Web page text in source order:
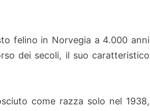
felino in Norvegia a 4.000 anni
dei secoli, il suo caratteristico
come razza solo nel 1938,